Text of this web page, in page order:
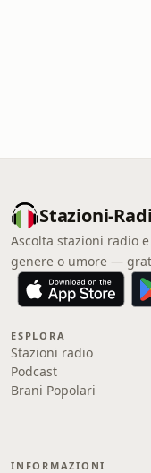
Stazioni-
Ascolta stazioni radio
genere o umore —
ESPLORA
Stazioni radio
Podcast
Brani Popolari
INFORMAZIONI